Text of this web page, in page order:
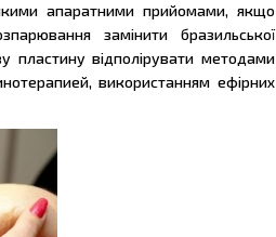
апаратними прийомами, якщо
замінити бразильської
пластину відполірувати методами
використанням ефірних